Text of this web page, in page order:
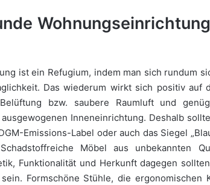
ist ein Refugium, indem man sich rundum
Das wiederum wirkt sich positiv auf
bzw. saubere Raumluft und
Inneneinrichtung. Deshalb
Emissions-Label oder auch das Siegel
Möbel aus unbekannten
Funktionalität und Herkunft dagegen
Formschöne Stühle, die